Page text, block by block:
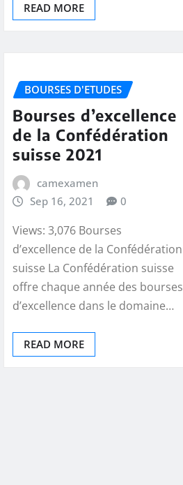
READ MORE
BOURSES D'ETUDES
Bourses d’excellence
de la Confédération
suisse 2021
camexamen
Sep 16, 2021
0
Views: 3,076 Bourses
d’excellence de la Confédération
suisse La Confédération suisse
offre chaque année des bourses
d’excellence dans le domaine…
READ MORE